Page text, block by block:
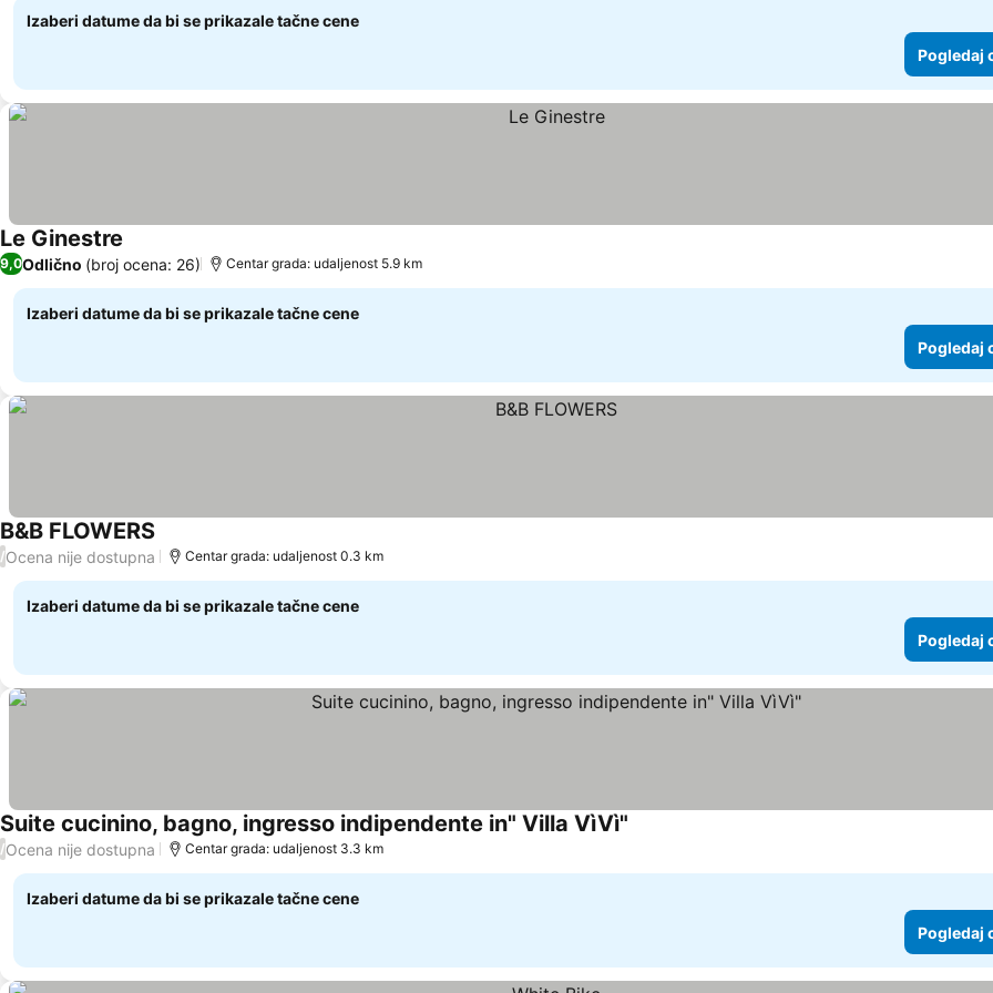
Izaberi datume da bi se prikazale tačne cene
Pogledaj
Le Ginestre
9,0Odlično (broj ocena: 26) Centar grada: udaljenost 5.9 km
Izaberi datume da bi se prikazale tačne cene
Pogledaj
B&B FLOWERS
/Ocena nije dostupna Centar grada: udaljenost 0.3 km
Izaberi datume da bi se prikazale tačne cene
Pogledaj
Suite cucinino, bagno, ingresso indipendente in" Villa VìVì"
/Ocena nije dostupna Centar grada: udaljenost 3.3 km
Izaberi datume da bi se prikazale tačne cene
Pogledaj